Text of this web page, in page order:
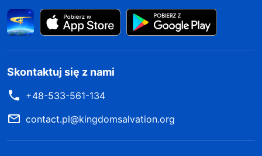
Skontaktuj się z nami
+48-533-561-134
contact.pl@kingdomsalvation.org